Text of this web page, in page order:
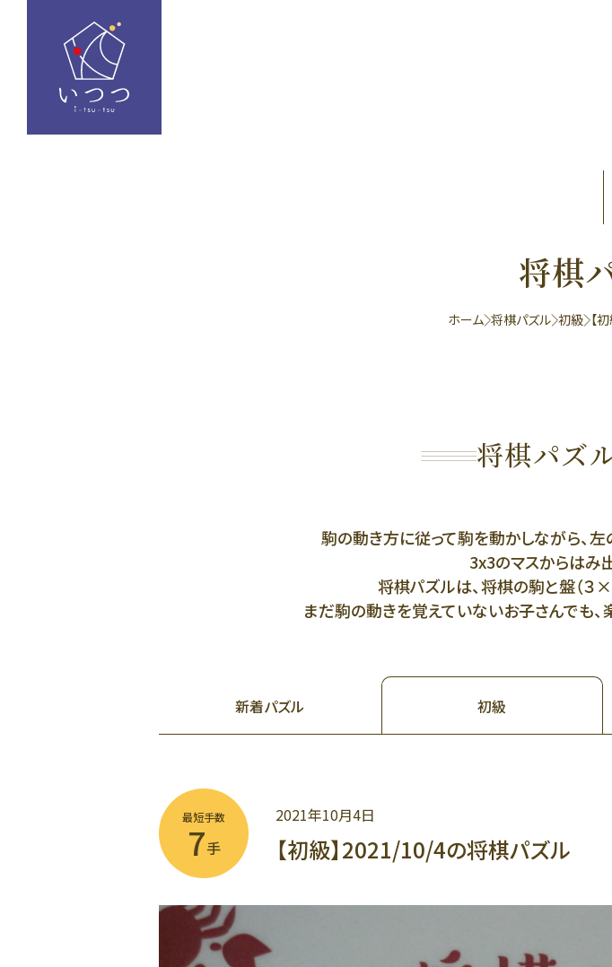
将棋
ホーム 将棋パズル 初級 【
将棋パズ
駒の動き方に従って駒を動かしながら、左
3x3のマスからはみ
将棋パズルは、将棋の駒と盤（３
まだ駒の動きを覚えていないお子さんでも
新着パズル 初級
最短手数
7手
2021年10月4日
【初級】2021/10/4の将棋パズル